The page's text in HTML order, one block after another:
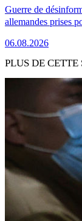
Guerre de
allemandes prises
06.08.2026
PLUS DE CETTE